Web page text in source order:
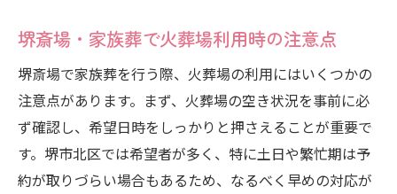
堺斎場・家族葬で火葬場利用時の注意点
堺斎場で家族葬を行う際、火葬場の利用にはいくつかの
注意点があります。まず、火葬場の空き状況を事前に必
ず確認し、希望日時をしっかりと押さえることが重要で
す。堺市北区では希望者が多く、特に土日や繁忙期は予
約が取りづらい場合もあるため、なるべく早めの対応が